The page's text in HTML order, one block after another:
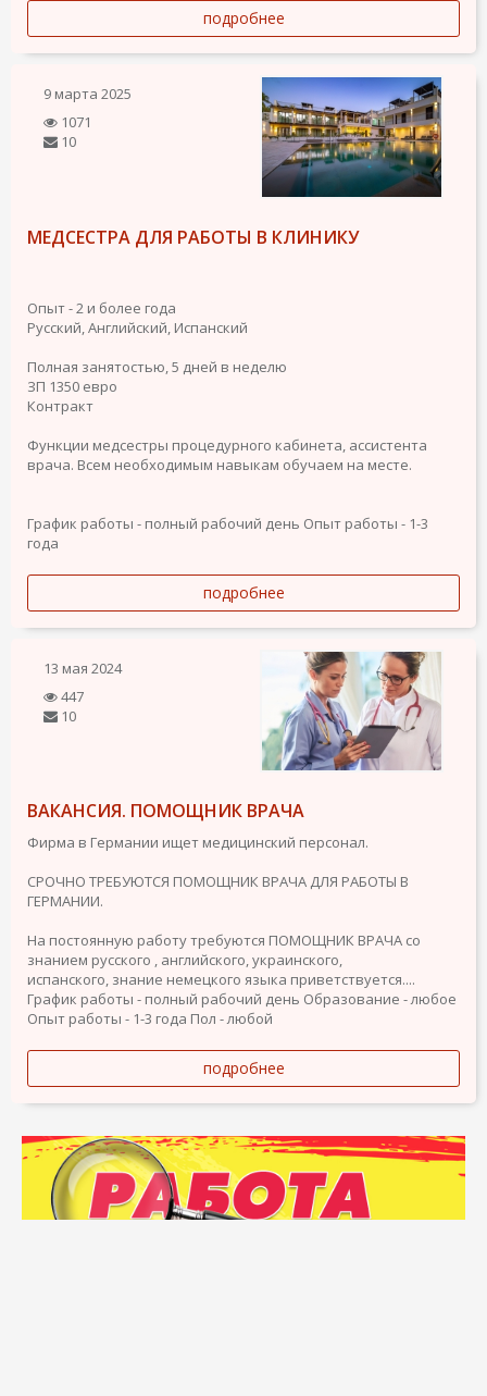
подробнее
9 марта 2025
1071
10
МЕДСЕСТРА ДЛЯ РАБОТЫ В КЛИНИКУ
Опыт - 2 и более года
Русский, Английский, Испанский
Полная занятостью, 5 дней в неделю
ЗП 1350 евро
Контракт
Функции медсестры процедурного кабинета, ассистента
врача. Всем необходимым навыкам обучаем на месте.
График работы - полный рабочий день Опыт работы - 1-3
года
подробнее
13 мая 2024
447
10
ВАКАНСИЯ. ПОМОЩНИК ВРАЧА
Фирма в Германии ищет медицинский персонал.
СРОЧНО ТРЕБУЮТСЯ ПОМОЩНИК ВРАЧА ДЛЯ РАБОТЫ В
ГЕРМАНИИ.
На постоянную работу требуются ПОМОЩНИК ВРАЧА со
знанием русского , английского, украинского,
испанского, знание немецкого языка приветствуется....
График работы - полный рабочий день Образование - любое
Опыт работы - 1-3 года Пол - любой
подробнее